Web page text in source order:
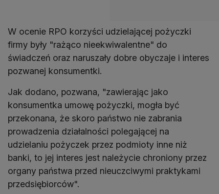
W ocenie RPO korzyści udzielającej pożyczki
firmy były "rażąco nieekwiwalentne" do
świadczeń oraz naruszały dobre obyczaje i interes
pozwanej konsumentki.
Jak dodano, pozwana, "zawierając jako
konsumentka umowę pożyczki, mogła być
przekonana, że skoro państwo nie zabrania
prowadzenia działalności polegającej na
udzielaniu pożyczek przez podmioty inne niż
banki, to jej interes jest należycie chroniony przez
organy państwa przed nieuczciwymi praktykami
przedsiębiorców".